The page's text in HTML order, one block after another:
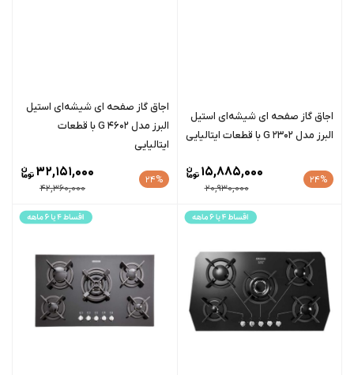
اجاق گاز صفحه ای شیشه‌ای استیل
البرز مدل G 2302 با قطعات ایتالیایی
24%
20,930,000
15,885,000
اجاق گاز صفحه ای شیشه‌ای استیل
البرز مدل G 4602 با قطعات
ایتالیایی
24%
42,360,000
32,151,000